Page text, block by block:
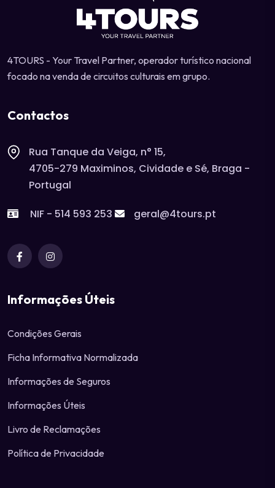
4TOURS - Your Travel Partner, operador turístico nacional
focado na venda de circuitos culturais em grupo.
Contactos
Rua Tanque da Veiga, n° 15,
4705-279 Maximinos, Cividade e Sé, Braga -
Portugal
NIF - 514 593 253 geral@4tours.pt
Informações Úteis
Condições Gerais
Ficha Informativa Normalizada
Informações de Seguros
Informações Úteis
Livro de Reclamações
Política de Privacidade